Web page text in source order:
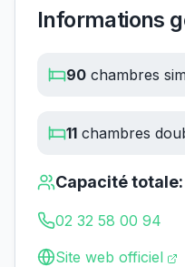
Informations
90 chambres
11 chambres
Capacité totale:
02 32 58 00 94
Site web officiel